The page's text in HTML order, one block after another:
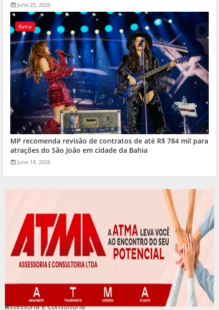
June 25, 2026
Bahia
MP recomenda revisão de contratos de até R$ 784 mil para
atrações do São João em cidade da Bahia
June 18, 2026
Assessoria e Consultoria
#